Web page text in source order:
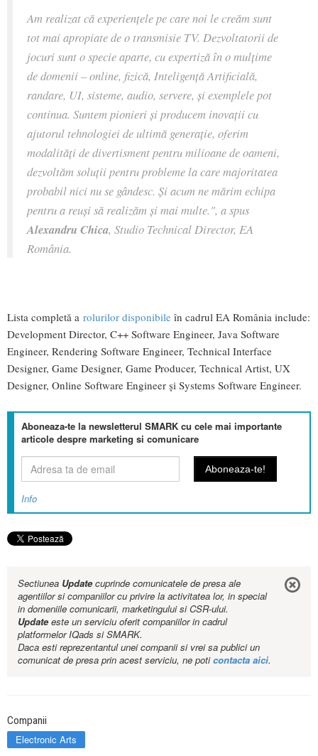
Am realizat că experiențele pe care noi le creăm sunt
tot mai apropiate de o transmisie TV. Dezvoltatorii de
jocuri sunt o specie aparte, cu expertiză în o mulțime
de domenii – online, fizică, Inteligență Artificială,
randare, UI, sisteme, audio, servere, și exemplele pot
continua. Suntem pionieri și producem inovații cu
ajutorul tehnologiei de ultimă generație, oferim
modalități de divertisment pentru milioane de oameni,
dezvoltăm soluții pentru probleme la care majoritatea
probabil nici nu se gândesc. Și acum ne mărim echipa
pentru a reuși să realizăm și mai multe.", a spus
Alexandru Chica, Studio Technical Director, EA
România.
Lista completă a rolurilor disponibile în cadrul EA România include:
Development Director, C++ Software Engineer, Java Software
Engineer, Rendering Software Engineer, Technical Interface
Designer, Game Designer, Game Producer, Technical Artist, UX
Designer, Online Software Engineer și Systems Software Engineer.
Aboneaza-te la newsletterul SMARK cu cele mai importante
articole despre marketing si comunicare
Info
Sectiunea Updatecuprinde comunicatele de presa ale
agentiilor si companiilor cu privire la activitatea lor, in special
in domeniile comunicarii, marketingului si CSR-ului.
Updateeste un serviciu oferit companiilor in cadrul
platformelor IQads si SMARK.
Daca esti reprezentantul unei companii si vrei sa publici un
comunicat de presa prin acest serviciu, ne poticontacta aici.
Companii
Electronic Arts